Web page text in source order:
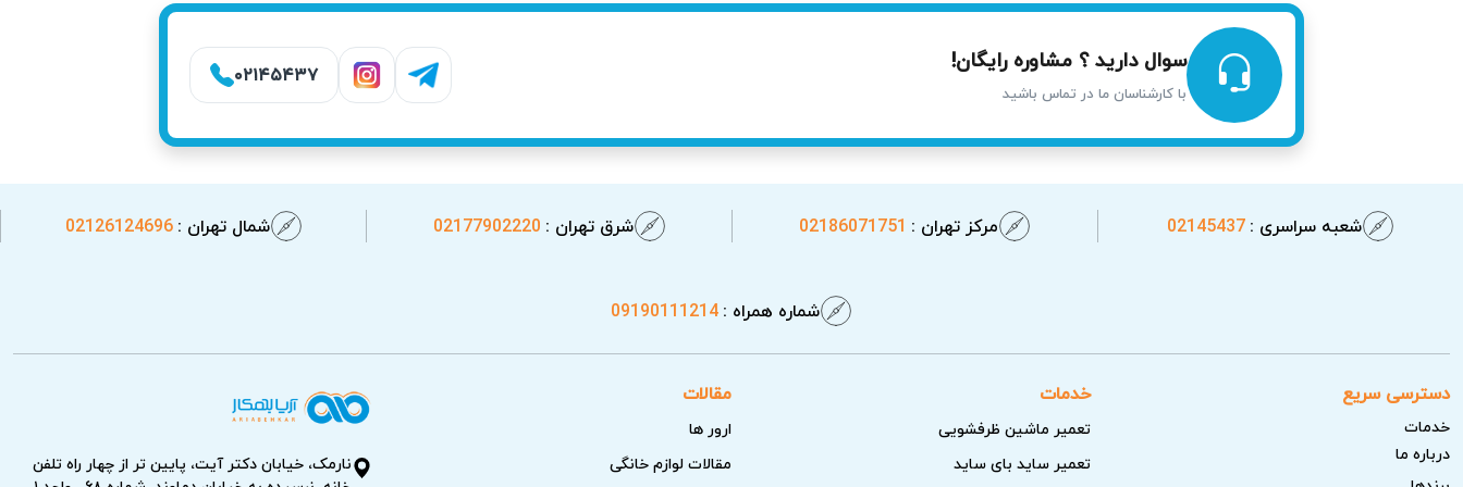
سوال دارید ؟ مشاوره رایگان!
با کارشناسان ما در تماس باشید
۰۲۱۴۵۴۳۷
شعبه سراسری :02145437 مرکز تهران : 02186071751 شرق تهران : 02177902220 شمال تهران :02126124696
شماره همراه :09190111214
دسترسی سریع
خدمات
درباره ما
خدمات
تعمیر ماشین ظرفشویی
تعمیر ساید بای ساید
مقالات
ارور ها
مقالات لوازم خانگی
نارمک، خیابان دکتر آیت، پایین تر از چهار راه تلفن